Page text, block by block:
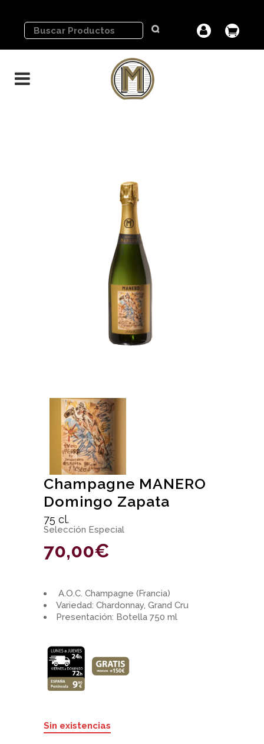
Champagne MANERO
Domingo Zapata
75 cl.
Selección Especial
70,00€
A.O.C. Champagne (Francia)
Variedad: Chardonnay, Grand Cru
Presentación: Botella 750 ml
Sin existencias